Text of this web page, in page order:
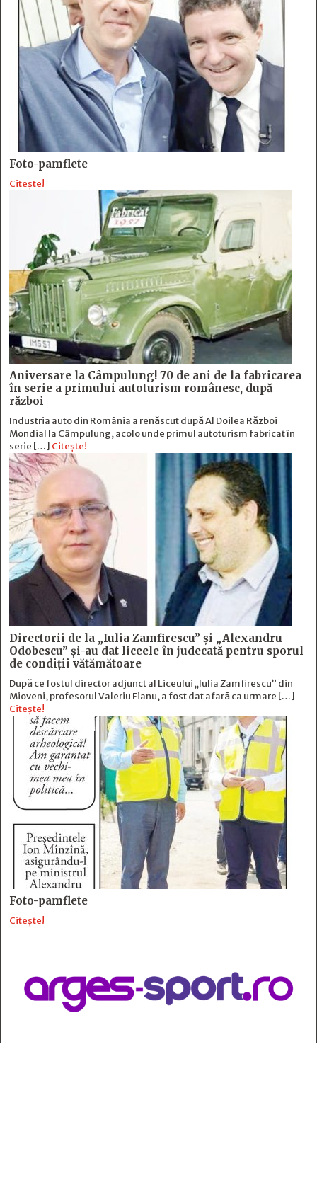
Foto-pamflete
Citește!
Aniversare la Câmpulung! 70 de ani de la fabricarea
în serie a primului autoturism românesc, după
război
Industria auto din România a renăscut după Al Doilea Război
Mondial la Câmpulung, acolo unde primul autoturism fabricat în
serie […] Citește!
Directorii de la „Iulia Zamfirescu” și „Alexandru
Odobescu” și-au dat liceele în judecată pentru sporul
de condiții vătămătoare
După ce fostul director adjunct al Liceului „Iulia Zamfirescu” din
Mioveni, profesorul Valeriu Fianu, a fost dat afară ca urmare […]
Citește!
Foto-pamflete
Citește!